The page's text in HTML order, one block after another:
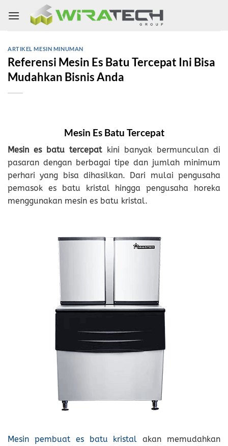
ARTIKEL MESIN MINUMAN
Referensi Mesin Es Batu Tercepat Ini Bisa
Mudahkan Bisnis Anda
Mesin Es Batu Tercepat
Mesin es batu tercepatkini banyak bermunculan di
pasaran dengan berbagai tipe dan jumlah minimum
perhari yang bisa dihasilkan. Dari mulai pengusaha
pemasok es batu kristal hingga pengusaha horeka
menggunakan mesin es batu kristal.
Mesin pembuat es batu kristal akan memudahkan